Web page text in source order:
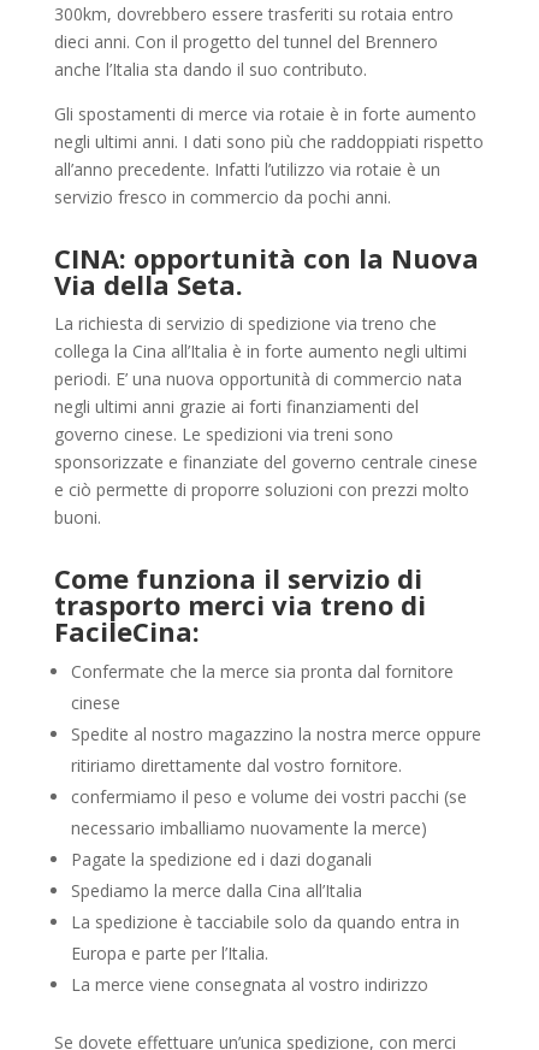
300km, dovrebbero essere trasferiti su rotaia entro
dieci anni. Con il progetto del tunnel del Brennero
anche l’Italia sta dando il suo contributo.
Gli spostamenti di merce via rotaie è in forte aumento
negli ultimi anni. I dati sono più che raddoppiati rispetto
all’anno precedente. Infatti l’utilizzo via rotaie è un
servizio fresco in commercio da pochi anni.
CINA: opportunità con la Nuova
Via della Seta.
La richiesta di servizio di spedizione via treno che
collega la Cina all’Italia è in forte aumento negli ultimi
periodi. E’ una nuova opportunità di commercio nata
negli ultimi anni grazie ai forti finanziamenti del
governo cinese. Le spedizioni via treni sono
sponsorizzate e finanziate del governo centrale cinese
e ciò permette di proporre soluzioni con prezzi molto
buoni.
Come funziona il servizio di
trasporto merci via treno di
FacileCina:
Confermate che la merce sia pronta dal fornitore
cinese
Spedite al nostro magazzino la nostra merce oppure
ritiriamo direttamente dal vostro fornitore.
confermiamo il peso e volume dei vostri pacchi (se
necessario imballiamo nuovamente la merce)
Pagate la spedizione ed i dazi doganali
Spediamo la merce dalla Cina all’Italia
La spedizione è tacciabile solo da quando entra in
Europa e parte per l’Italia.
La merce viene consegnata al vostro indirizzo
Se dovete effettuare un’unica spedizione, con merci